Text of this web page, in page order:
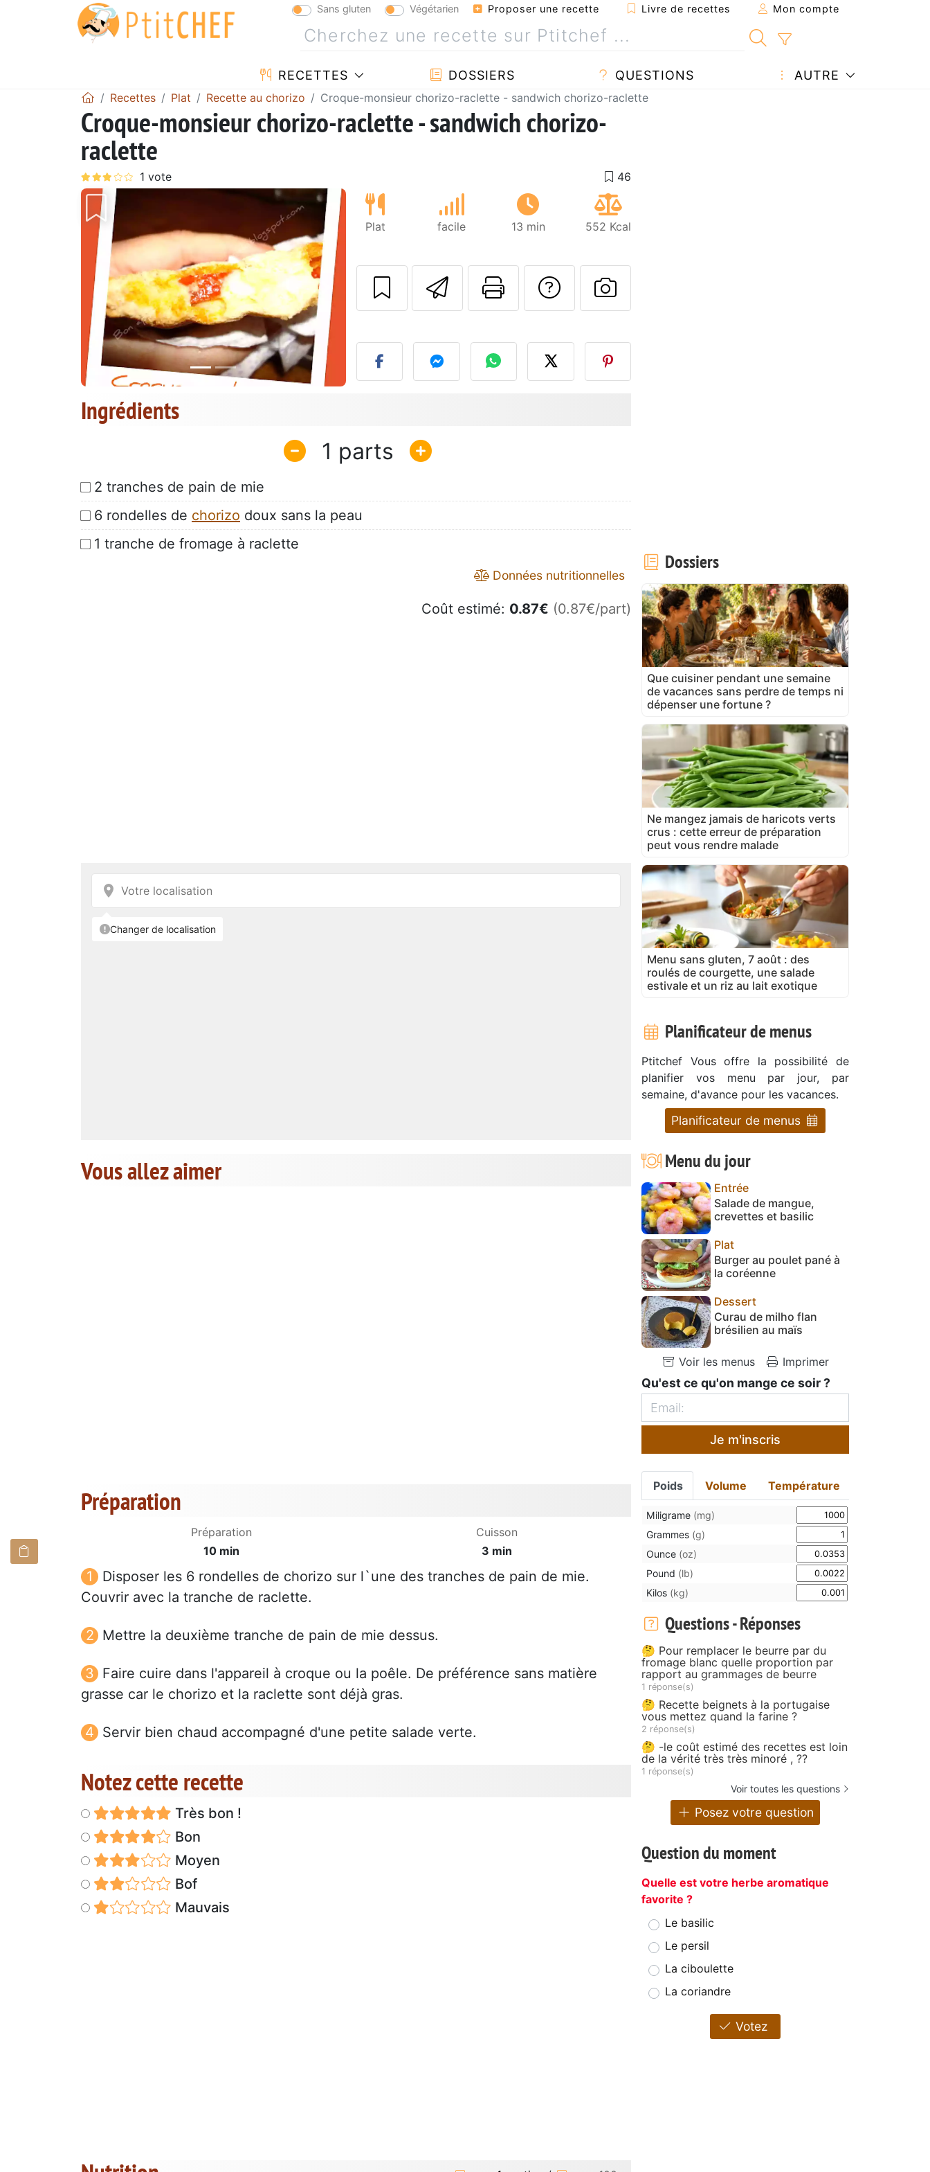
Sans gluten Végétarien Proposer une recette Livre de recettes Mon compte
RECETTES DOSSIERS QUESTIONS AUTRE
Recettes Plat Recette au chorizo Croque-monsieur chorizo-raclette - sandwich chorizo-raclette
Croque-monsieur chorizo-raclette - sandwich chorizo-
raclette
Précédent Suivant
Plat facile 13 min 552 Kcal
Envoyer cette recette à un ami
Imprimer cette page
Poser une question à l'auteur
Publier votre photo de cette
Ingrédients
1
2 tranches de pain de mie
6 rondelles de chorizo doux sans la peau
1 tranche de fromage à raclette
Données nutritionnelles
Coût estimé: 0.87€ (0.87€/part)
Vous allez aimer
Préparation
Préparation
10 min
Cuisson
3 min
Disposer les 6 rondelles de chorizo sur l`une des tranches de pain de mie.
Couvrir avec la tranche de raclette.
Mettre la deuxième tranche de pain de mie dessus.
Faire cuire dans l'appareil à croque ou la poêle. De préférence sans matière
grasse car le chorizo et la raclette sont déjà gras.
Servir bien chaud accompagné d'une petite salade verte.
Notez cette recette
Très bon !
Bon
Moyen
Bof
Mauvais
Dossiers
Que cuisiner pendant une semaine
de vacances sans perdre de temps ni
dépenser une fortune ?
Ne mangez jamais de haricots verts
crus : cette erreur de préparation
peut vous rendre malade
Menu sans gluten, 7 août : des
roulés de courgette, une salade
estivale et un riz au lait exotique
Planificateur de menus
Ptitchef Vous offre la possibilité de
planifier vos menu par jour, par
semaine, d'avance pour les vacances.
Planificateur de menus
Menu du jour
Entrée
Salade de mangue,
crevettes et basilic
Plat
Burger au poulet pané à
la coréenne
Dessert
Curau de milho flan
brésilien au maïs
Voir les menus Imprimer
Qu'est ce qu'on mange ce soir ?
Je m'inscris
Poids Volume Température
Miligrame (mg)
Grammes (g)
Ounce (oz)
Pound (lb)
Kilos (kg)
Questions - Réponses
🤔 Pour remplacer le beurre par du
fromage blanc quelle proportion par
rapport au grammages de beurre
1 réponse(s)
🤔 Recette beignets à la portugaise
vous mettez quand la farine ?
2 réponse(s)
🤔 -le coût estimé des recettes est loin
de la vérité très très minoré , ??
1 réponse(s)
Voir toutes les questions
Posez votre question
Question du moment
Quelle est votre herbe aromatique
favorite ?
Le basilic
Le persil
La ciboulette
La coriandre
Votez